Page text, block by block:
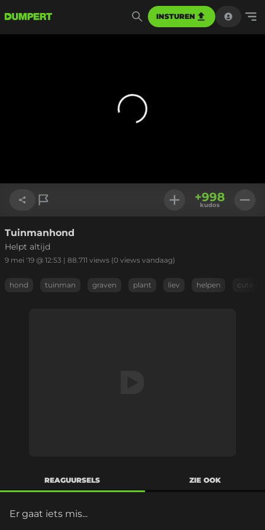
INSTUREN
Link kopiëren
+998
kudos
Tuinmanhond
Helpt altijd
9 mei '19 @ 12:53 | 88.711 views (0 views vandaag)
hond tuinman graven plant liev helpen cute
REAGUURSELS ZIE OOK
Er gaat iets mis...